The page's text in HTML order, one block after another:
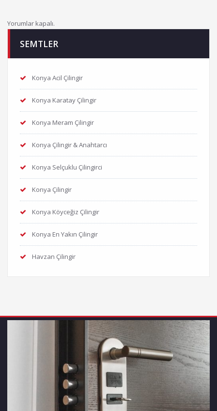
Yorumlar kapalı.
SEMTLER
Konya Acil Çilingir
Konya Karatay Çilingir
Konya Meram Çilingir
Konya Çilingir & Anahtarcı
Konya Selçuklu Çilingirci
Konya Çilingir
Konya Köyceğiz Çilingir
Konya En Yakın Çilingir
Havzan Çilingir